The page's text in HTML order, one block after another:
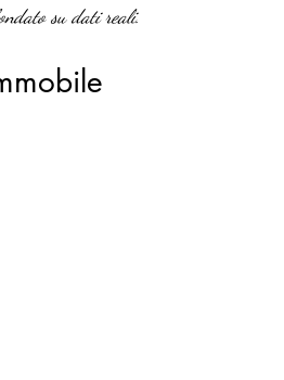
su dati reali.